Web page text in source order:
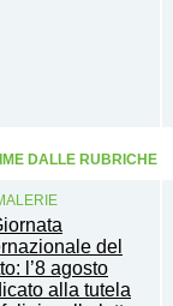
DALLE RUBRICHE